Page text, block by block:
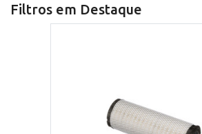
Filtros em Destaque